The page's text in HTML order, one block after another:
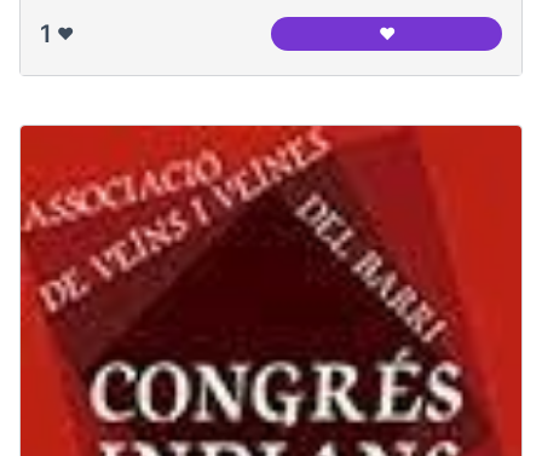
1 ❤️ ❤️Canòdrom -